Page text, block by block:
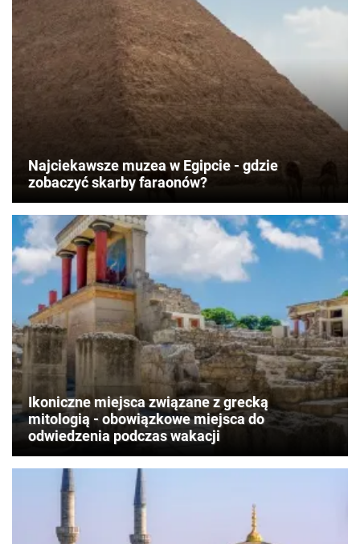
Najciekawsze muzea w Egipcie - gdzie
zobaczyć skarby faraonów?
Ikoniczne miejsca związane z grecką
mitologią - obowiązkowe miejsca do
odwiedzenia podczas wakacji